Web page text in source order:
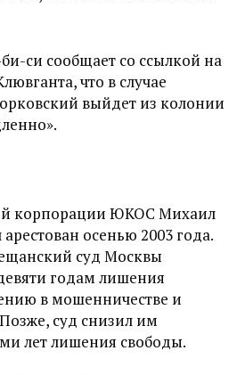
си сообщает со ссылкой на
что в случае
выйдет из колонии
корпорации ЮКОС Михаил
осенью 2003 года.
суд Москвы
годам лишения
в мошенничестве и
суд снизил им
лет лишения свободы.